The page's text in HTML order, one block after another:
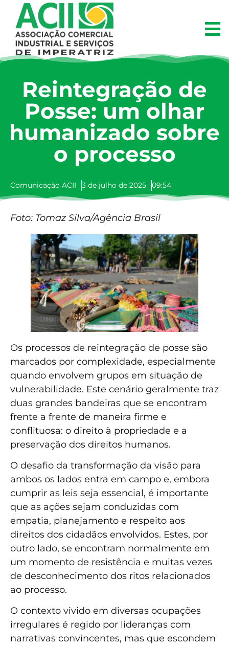
Reintegração de
Posse: um olhar
humanizado sobre
o processo
Comunicação ACII 3 de julho de 2025 09:54
Foto: Tomaz Silva/Agência Brasil
Os processos de reintegração de posse são
marcados por complexidade, especialmente
quando envolvem grupos em situação de
vulnerabilidade. Este cenário geralmente traz
duas grandes bandeiras que se encontram
frente a frente de maneira firme e
conflituosa: o direito à propriedade e a
preservação dos direitos humanos.
O desafio da transformação da visão para
ambos os lados entra em campo e, embora
cumprir as leis seja essencial, é importante
que as ações sejam conduzidas com
empatia, planejamento e respeito aos
direitos dos cidadãos envolvidos. Estes, por
outro lado, se encontram normalmente em
um momento de resistência e muitas vezes
de desconhecimento dos ritos relacionados
ao processo.
O contexto vivido em diversas ocupações
irregulares é regido por lideranças com
narrativas convincentes, mas que escondem